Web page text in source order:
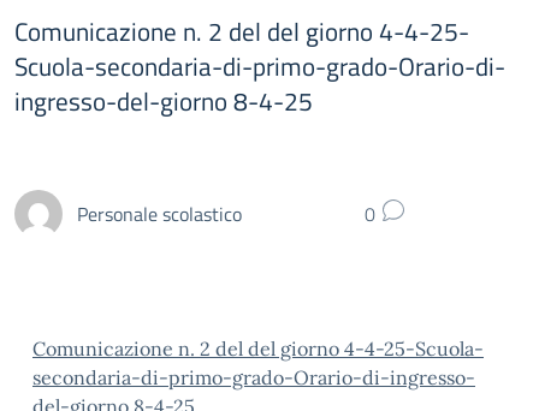
Comunicazione n. 2 del del giorno 4-4-25-
Scuola-secondaria-di-primo-grado-Orario-di-
ingresso-del-giorno 8-4-25
Personale scolastico 0
Comunicazione n. 2 del del giorno 4-4-25-Scuola-
secondaria-di-primo-grado-Orario-di-ingresso-
del-giorno 8-4-25